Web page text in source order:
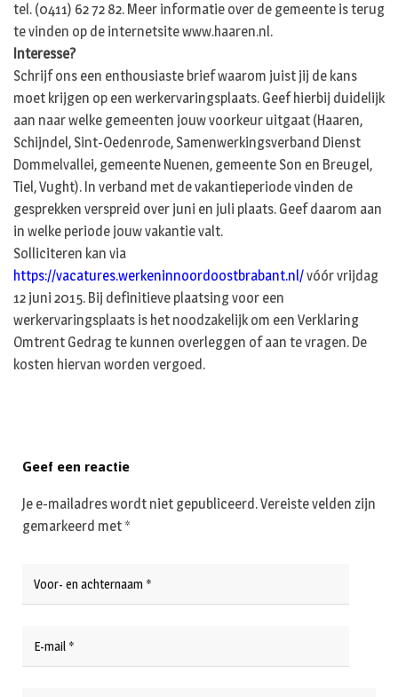
tel. (0411) 62 72 82. Meer informatie over de gemeente is terug
te vinden op de internetsite www.haaren.nl.
Interesse?
Schrijf ons een enthousiaste brief waarom juist jij de kans
moet krijgen op een werkervaringsplaats. Geef hierbij duidelijk
aan naar welke gemeenten jouw voorkeur uitgaat (Haaren,
Schijndel, Sint-Oedenrode, Samenwerkingsverband Dienst
Dommelvallei, gemeente Nuenen, gemeente Son en Breugel,
Tiel, Vught). In verband met de vakantieperiode vinden de
gesprekken verspreid over juni en juli plaats. Geef daarom aan
in welke periode jouw vakantie valt.
Solliciteren kan via
https://vacatures.werkeninnoordoostbrabant.nl/vóór vrijdag
12 juni 2015. Bij definitieve plaatsing voor een
werkervaringsplaats is het noodzakelijk om een Verklaring
Omtrent Gedrag te kunnen overleggen of aan te vragen. De
kosten hiervan worden vergoed.
Geef een reactie
Je e-mailadres wordt niet gepubliceerd.Vereiste velden zijn
gemarkeerd met *